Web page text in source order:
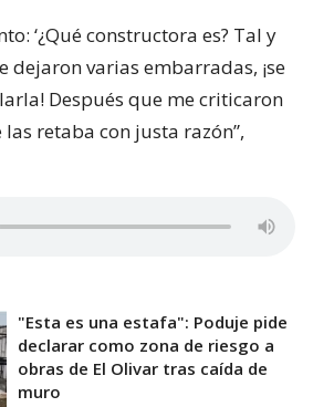
‘¿Qué constructora es? Tal y
dejaron varias embarradas, ¡se
Después que me criticaron
retaba con justa razón”,
"Esta es una estafa": Poduje pide
declarar como zona de riesgo a
obras de El Olivar tras caída de
muro